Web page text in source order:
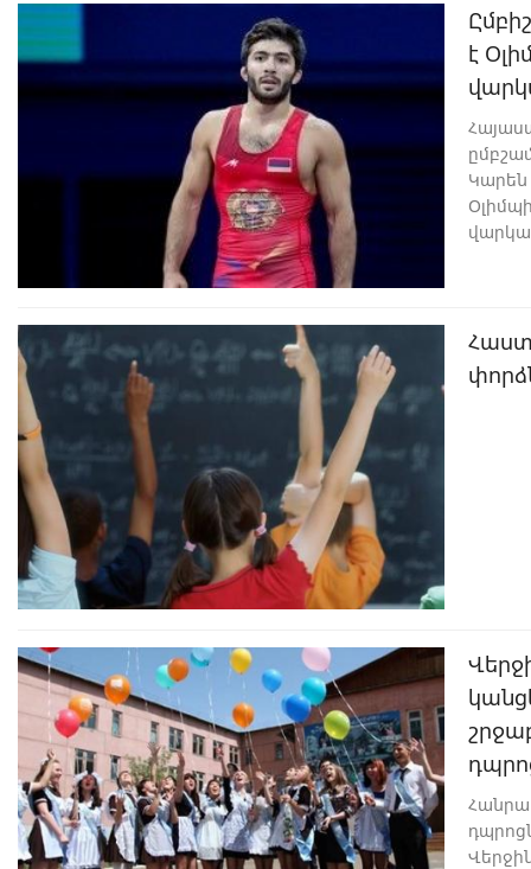
է
Կարեն